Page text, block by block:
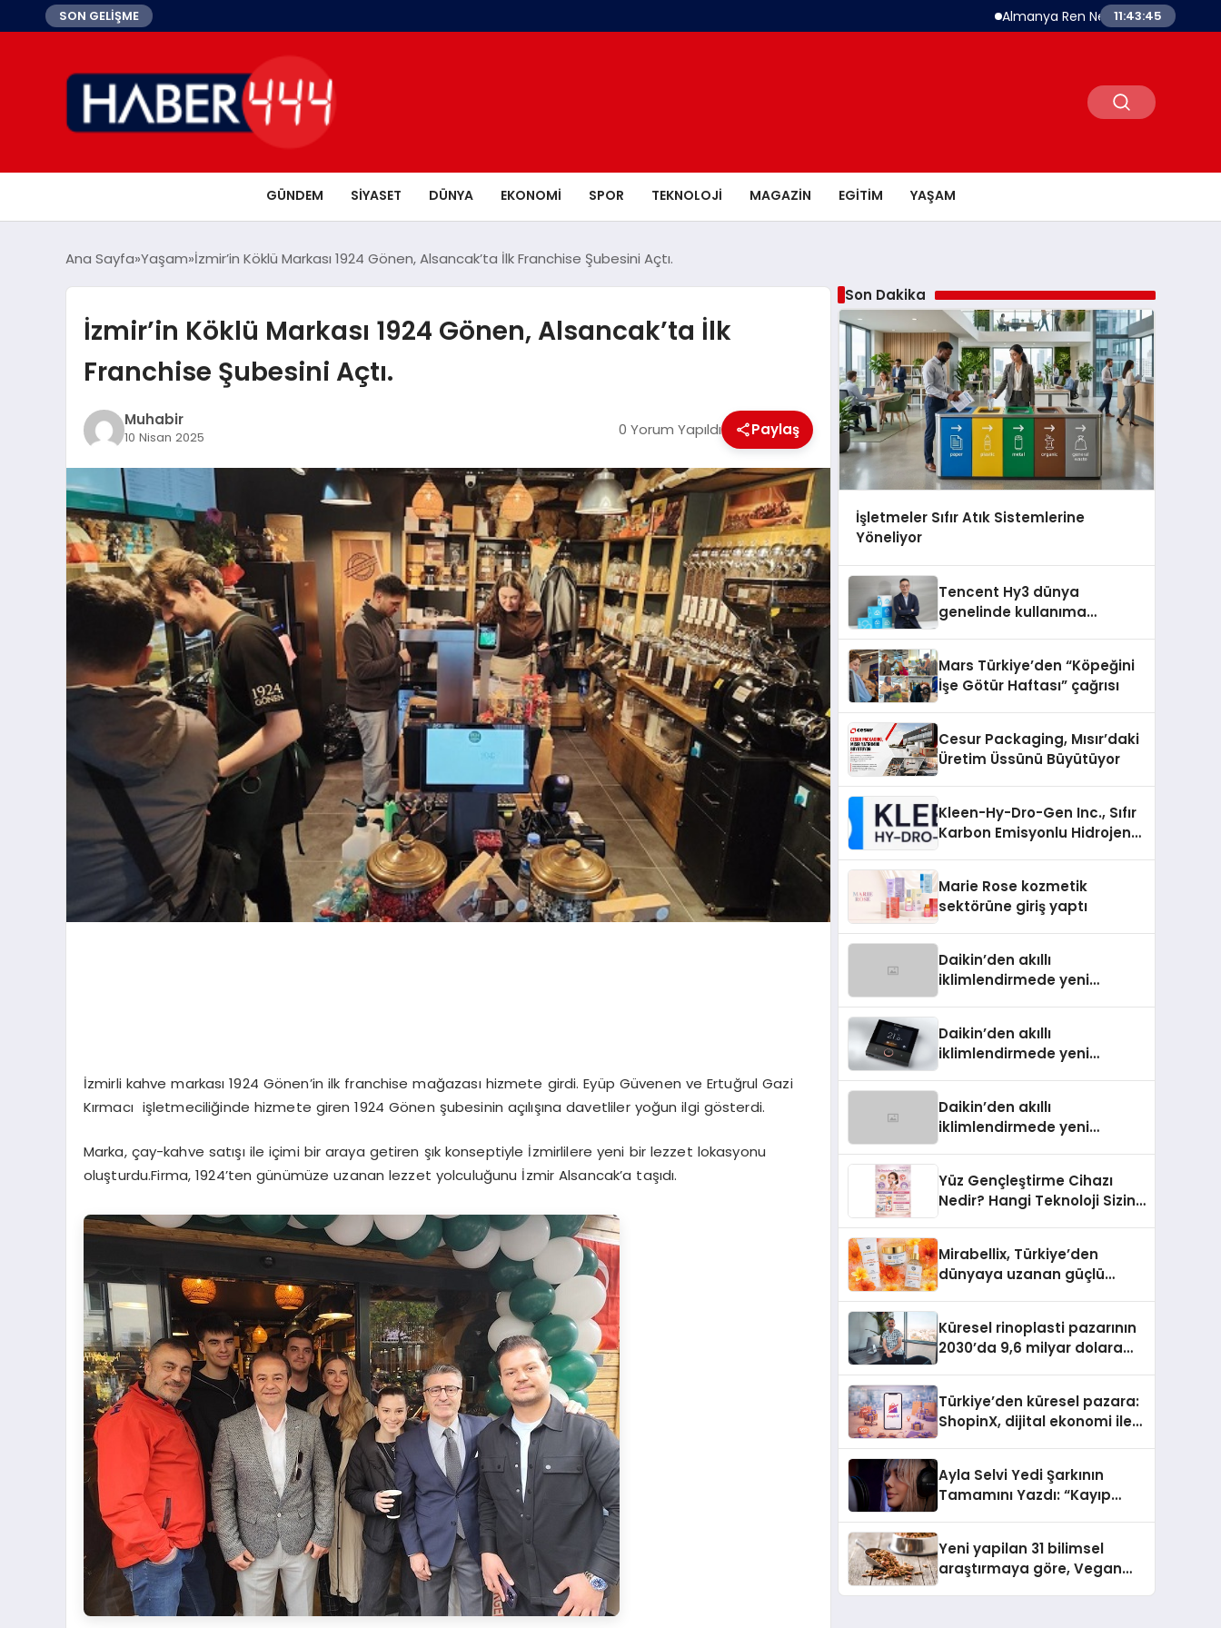
SON GELİŞME Almanya Ren Nehri’nde Tarihi Kuraklık Alarmı
11:43:46
GÜNDEM SIYASET DÜNYA EKONOMI SPOR TEKNOLOJI MAGAZIN EGITIM YAŞAM
Ana Sayfa Yaşam İzmir’in Köklü Markası 1924 Gönen, Alsancak’ta İlk Franchise Şubesini Açtı.
İzmir’in Köklü Markası 1924 Gönen, Alsancak’ta İlk
Franchise Şubesini Açtı.
Muhabir
10 Nisan 2025 0 Yorum Yapıldı Paylaş
İzmirli kahve markası 1924 Gönen’in ilk franchise mağazası hizmete girdi. Eyüp Güvenen ve Ertuğrul Gazi
Kırmacı işletmeciliğinde hizmete giren 1924 Gönen şubesinin açılışına davetliler yoğun ilgi gösterdi.
Marka, çay-kahve satışı ile içimi bir araya getiren şık konseptiyle İzmirlilere yeni bir lezzet lokasyonu
oluşturdu.Firma, 1924’ten günümüze uzanan lezzet yolculuğunu İzmir Alsancak’a taşıdı.
Son Dakika
İşletmeler Sıfır Atık Sistemlerine
Yöneliyor
Tencent Hy3 dünya
genelinde kullanıma
Mars Türkiye’den “Köpeğini
İşe Götür Haftası” çağrısı
Cesur Packaging, Mısır’daki
Üretim Üssünü Büyütüyor
Kleen-Hy-Dro-Gen Inc., Sıfır
Karbon Emisyonlu Hidrojen
Aldı
Marie Rose kozmetik
sektörüne giriş yaptı
Daikin’den akıllı
iklimlendirmede yeni
Daikin’den akıllı
iklimlendirmede yeni
Daikin’den akıllı
iklimlendirmede yeni
Yüz Gençleştirme Cihazı
Nedir? Hangi Teknoloji Sizin
Mirabellix, Türkiye’den
dünyaya uzanan güçlü
Küresel rinoplasti pazarının
2030’da 9,6 milyar dolara
Türkiye’den küresel pazara:
ShopinX, dijital ekonomi ile
Ayla Selvi Yedi Şarkının
Tamamını Yazdı: “Kayıp
Yeni yapilan 31 bilimsel
araştırmaya göre, Vegan